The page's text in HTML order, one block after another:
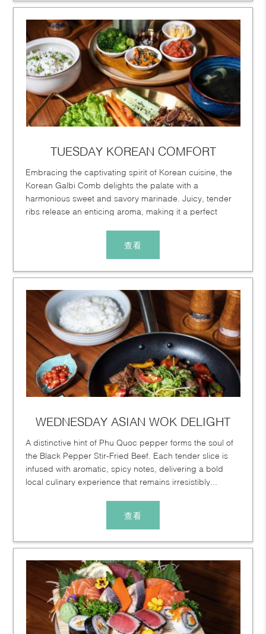
TUESDAY KOREAN COMFORT
Embracing the captivating spirit of Korean cuisine, the
Korean Galbi Comb delights the palate with a
harmonious sweet and savory marinade. Juicy, tender
ribs release an enticing aroma, making it a perfect
查看
WEDNESDAY ASIAN WOK DELIGHT
A distinctive hint of Phu Quoc pepper forms the soul of
the Black Pepper Stir-Fried Beef. Each tender slice is
infused with aromatic, spicy notes, delivering a bold
local culinary experience that remains irresistibly...
查看